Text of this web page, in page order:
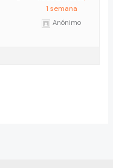
1 semana
Anónimo